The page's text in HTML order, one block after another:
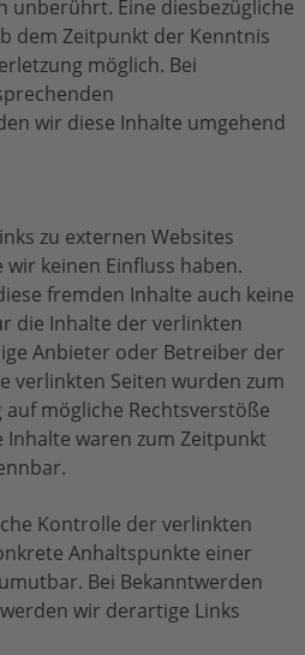
unberührt. Eine diesbezügliche
dem Zeitpunkt der Kenntnis
möglich. Bei
wir diese Inhalte umgehend
zu externen Websites
keinen Einfluss haben.
fremden Inhalte auch keine
die Inhalte der verlinkten
Anbieter oder Betreiber der
verlinkten Seiten wurden zum
mögliche Rechtsverstöße
waren zum Zeitpunkt
Kontrolle der verlinkten
Anhaltspunkte einer
Bei Bekanntwerden
wir derartige Links